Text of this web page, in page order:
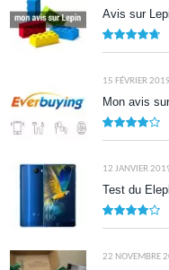
Avis sur
15 FÉVRIER 2019
Mon avis
12 JANVIER
Test du
22 NOVEMBRE